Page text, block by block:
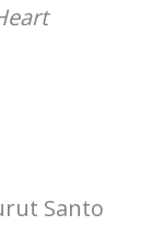
Santo